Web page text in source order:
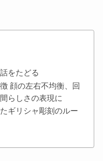
をたどる
顔の左右不均衡、回
らしさの表現に
ギリシャ彫刻のルー